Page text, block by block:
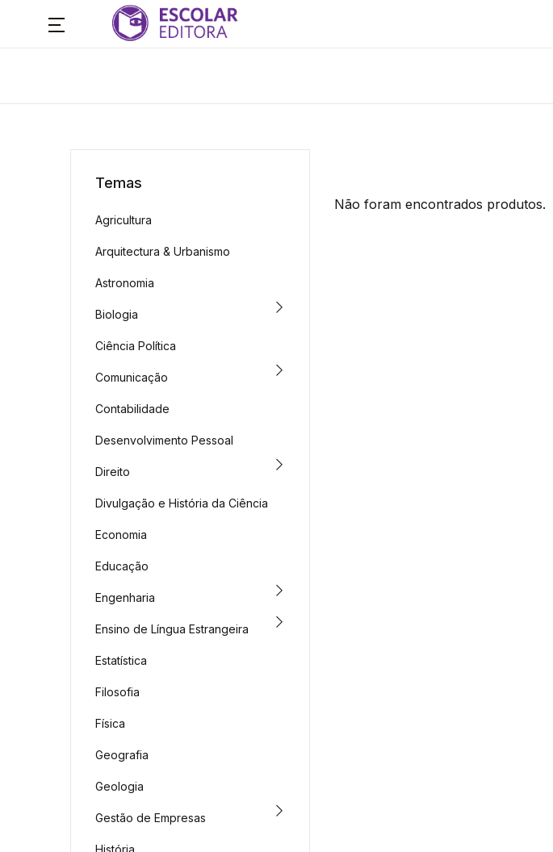
Não foram encontrados produtos.
Temas
Agricultura
Arquitectura & Urbanismo
Astronomia
Biologia
Ciência Política
Comunicação
Contabilidade
Desenvolvimento Pessoal
Direito
Divulgação e História da Ciência
Economia
Educação
Engenharia
Ensino de Língua Estrangeira
Estatística
Filosofia
Física
Geografia
Geologia
Gestão de Empresas